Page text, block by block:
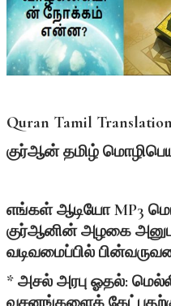
Quran Tamil
குர்ஆன்தமிழ்
எங்கள் ஆடியோ MP3
குர்ஆனின் அழகை
வடிவமைப்பில்
* அசல் அரபு ஓதல்: